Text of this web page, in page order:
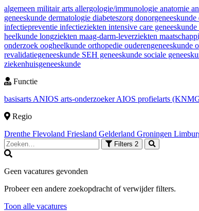
algemeen militair arts allergologie/immunologie anatomie
geneeskunde dermatologie diabeteszorg donorgeneeskunde
infectiepreventie infectieziekten intensive care geneeskunde
heelkunde longziekten maag-darm-leverziekten
onderzoek oogheelkunde orthopedie ouderengeneeskunde
revalidatiegeneeskunde SEH geneeskunde sociale
ziekenhuisgeneeskunde
Functie
basisarts ANIOS arts-onderzoekerAIOS profielarts
Regio
Drenthe Flevoland Friesland Gelderland Groningen
Filters 2
Geen vacatures gevonden
Probeer een andere zoekopdracht of verwijder filters.
Toon alle vacatures